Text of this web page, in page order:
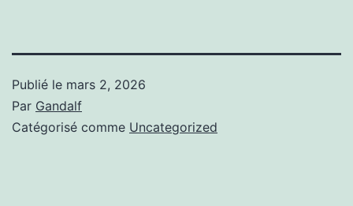
Publié le mars 2, 2026
Par Gandalf
Catégorisé comme Uncategorized